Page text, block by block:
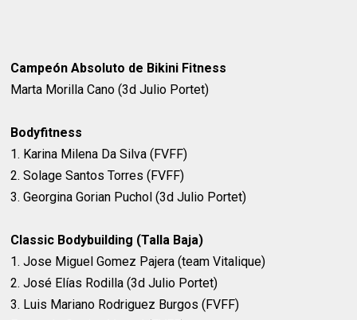
Campeón Absoluto de Bikini Fitness
Marta Morilla Cano (3d Julio Portet)
Bodyfitness
1. Karina Milena Da Silva (FVFF)
2. Solage Santos Torres (FVFF)
3. Georgina Gorian Puchol (3d Julio Portet)
Classic Bodybuilding (Talla Baja)
1. Jose Miguel Gomez Pajera (team Vitalique)
2. José Elías Rodilla (3d Julio Portet)
3. Luis Mariano Rodriguez Burgos (FVFF)